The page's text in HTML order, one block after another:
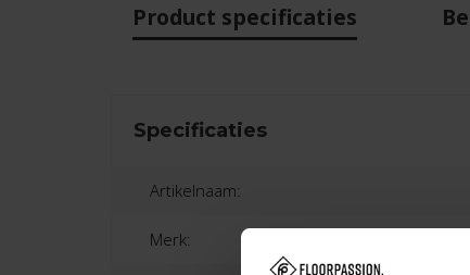
Product specificaties
Specificaties
Artikelnaam:
Merk: